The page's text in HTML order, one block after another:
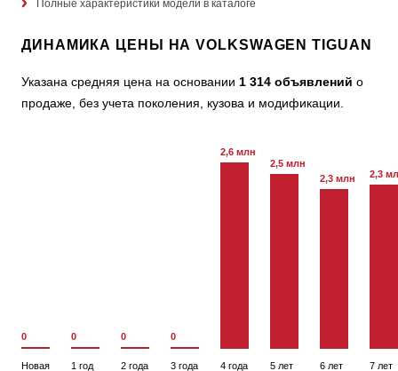
Полные характеристики модели в каталоге
ДИНАМИКА ЦЕНЫ НА VOLKSWAGEN TIGUAN
Указана средняя цена на основании 1 314 объявлений о
продаже, без учета поколения, кузова и модификации.
0
Новая
0
1 год
0
2 года
0
3 года
2,6 млн
4 года
2,5 млн
5 лет
2,3 млн
6 лет
2,3
7 лет